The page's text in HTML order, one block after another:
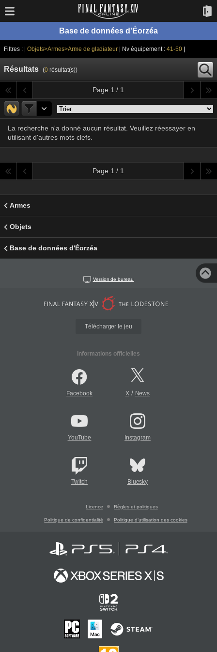
Base de données d'Éorzéa
Filtres : | Objets>Armes>Arme de gladiateur | Nv équipement :41-50
Résultats (0résultat(s))
Page 1 / 1
La recherche n'a donné aucun résultat. Veuillez réessayer en
utilisant d'autres mots clefs.
Page 1 / 1
Armes
Objets
Base de données d'Éorzéa
Version de bureau
Télécharger le jeu
Informations officielles
Facebook X/ News
YouTube Instagram
Twitch Bluesky
Licence Règles et politiques
Politique de confidentialité Politique d'utilisation des cookies